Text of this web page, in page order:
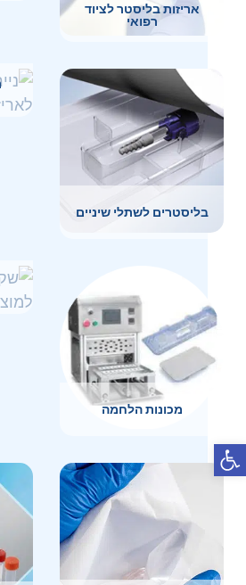
אריזות בליסטר לציוד
רפואי
בליסטרים לשתלי שיניים
מכונות הלחמה
פתח סרגל נגישות